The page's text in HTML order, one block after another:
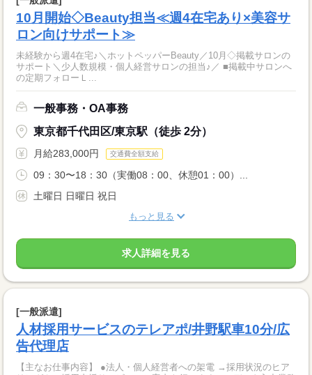
10月開始◇Beauty担当≪週4在宅あり×美容サ
ロン向けサポート≫
未経験から週4在宅♪＼ホットペッパーBeauty／10月◇掲載サロンの
サポート＼少人数規模・個人経営サロンの担当♪／ ■掲載中サロンへ
の定期フォローＬ...
一般事務・OA事務
東京都千代田区/東京駅（徒歩 2分）
月給283,000円 交通費全額支給
09：30〜18：30（実働08：00、休憩01：00）...
土曜日 日曜日 祝日
もっと見る
求人詳細を見る
[一般派遣]
人材採用サービスのテレアポ/井野駅車10分/広
告代理店
【主なお仕事内容】 ●法人・個人経営者への架電 →採用状況のヒア